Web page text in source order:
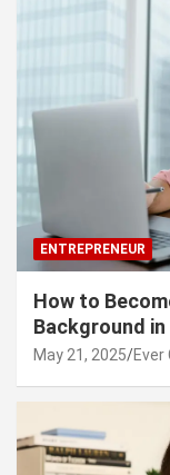
ENTREPRENEUR
How to
Background in
May 21, 2025